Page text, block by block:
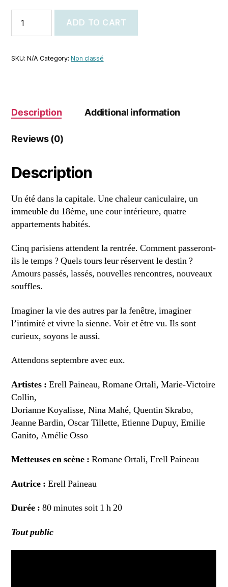
ADD TO CART
SKU:N/A Category:Non classé
Description Additional information
Reviews (0)
Description
Un été dans la capitale. Une chaleur caniculaire, un
immeuble du 18ème, une cour intérieure, quatre
appartements habités.
Cinq parisiens attendent la rentrée. Comment passeront-
ils le temps ? Quels tours leur réservent le destin ?
Amours passés, lassés, nouvelles rencontres, nouveaux
souffles.
Imaginer la vie des autres par la fenêtre, imaginer
l’intimité et vivre la sienne. Voir et être vu. Ils sont
curieux, soyons le aussi.
Attendons septembre avec eux.
Artistes : Erell Paineau, Romane Ortali, Marie-Victoire
Collin,
Dorianne Koyalisse, Nina Mahé, Quentin Skrabo,
Jeanne Bardin, Oscar Tillette, Etienne Dupuy, Emilie
Ganito, Amélie Osso
Metteuses en scène : Romane Ortali, Erell Paineau
Autrice : Erell Paineau
Durée : 80 minutes soit 1 h 20
Tout public